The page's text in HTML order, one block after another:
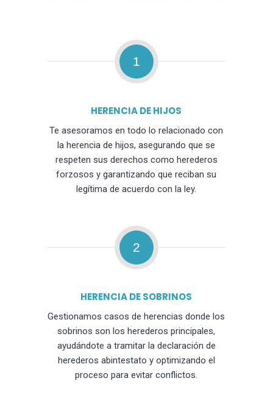
1
HERENCIA DE HIJOS
Te asesoramos en todo lo relacionado con
la herencia de hijos, asegurando que se
respeten sus derechos como herederos
forzosos y garantizando que reciban su
legítima de acuerdo con la ley.
2
HERENCIA DE SOBRINOS
Gestionamos casos de herencias donde los
sobrinos son los herederos principales,
ayudándote a tramitar la declaración de
herederos abintestato y optimizando el
proceso para evitar conflictos.